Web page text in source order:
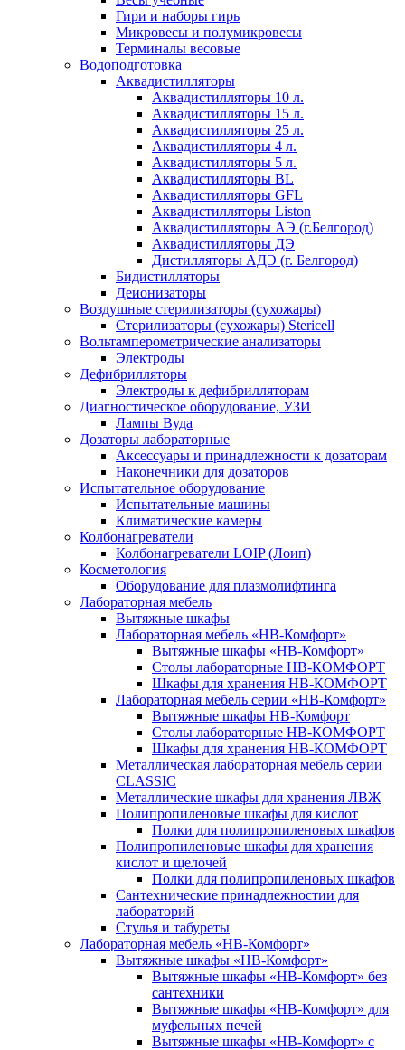
Гири и наборы гирь
Микровесы и полумикровесы
Терминалы весовые
Водоподготовка
Аквадистилляторы
Аквадистилляторы 10 л.
Аквадистилляторы 15 л.
Аквадистилляторы 25 л.
Аквадистилляторы 4 л.
Аквадистилляторы 5 л.
Аквадистилляторы BL
Аквадистилляторы GFL
Аквадистилляторы Liston
Аквадистилляторы АЭ (г.Белгород)
Аквадистилляторы ДЭ
Дистилляторы АДЭ (г. Белгород)
Бидистилляторы
Деионизаторы
Воздушные стерилизаторы (сухожары)
Стерилизаторы (сухожары) Stericell
Вольтамперометрические анализаторы
Электроды
Дефибрилляторы
Электроды к дефибрилляторам
Диагностическое оборудование, УЗИ
Лампы Вуда
Дозаторы лабораторные
Аксессуары и принадлежности к дозаторам
Наконечники для дозаторов
Испытательное оборудование
Испытательные машины
Климатические камеры
Колбонагреватели
Колбонагреватели LOIP (Лоип)
Косметология
Оборудование для плазмолифтинга
Лабораторная мебель
Вытяжные шкафы
Лабораторная мебель «НВ-Комфорт»
Вытяжные шкафы «НВ-Комфорт»
Столы лабораторные НВ-КОМФОРТ
Шкафы для хранения НВ-КОМФОРТ
Лабораторная мебель серии «НВ-Комфорт»
Вытяжные шкафы НВ-Комфорт
Столы лабораторные НВ-КОМФОРТ
Шкафы для хранения НВ-КОМФОРТ
Металлическая лабораторная мебель серии
CLASSIC
Металлические шкафы для хранения ЛВЖ
Полипропиленовые шкафы для кислот
Полки для полипропиленовых шкафов
Полипропиленовые шкафы для хранения
кислот и щелочей
Полки для полипропиленовых шкафов
Сантехнические принадлежностии для
лабораторий
Стулья и табуреты
Лабораторная мебель «НВ-Комфорт»
Вытяжные шкафы «НВ-Комфорт»
Вытяжные шкафы «НВ-Комфорт» без
сантехники
Вытяжные шкафы «НВ-Комфорт» для
муфельных печей
Вытяжные шкафы «НВ-Комфорт» с